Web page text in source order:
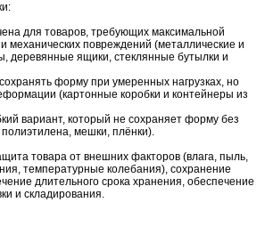
для товаров, требующих максимальной
повреждений (металлические и
деревянные ящики, стеклянные бутылки и
форму при умеренных нагрузках, но
(картонные коробки и контейнеры из
вариант, который не сохраняет форму без
мешки, плёнки).
товара от внешних факторов (влага, пыль,
температурные колебания), сохранение
длительного срока хранения, обеспечение
и складирования.